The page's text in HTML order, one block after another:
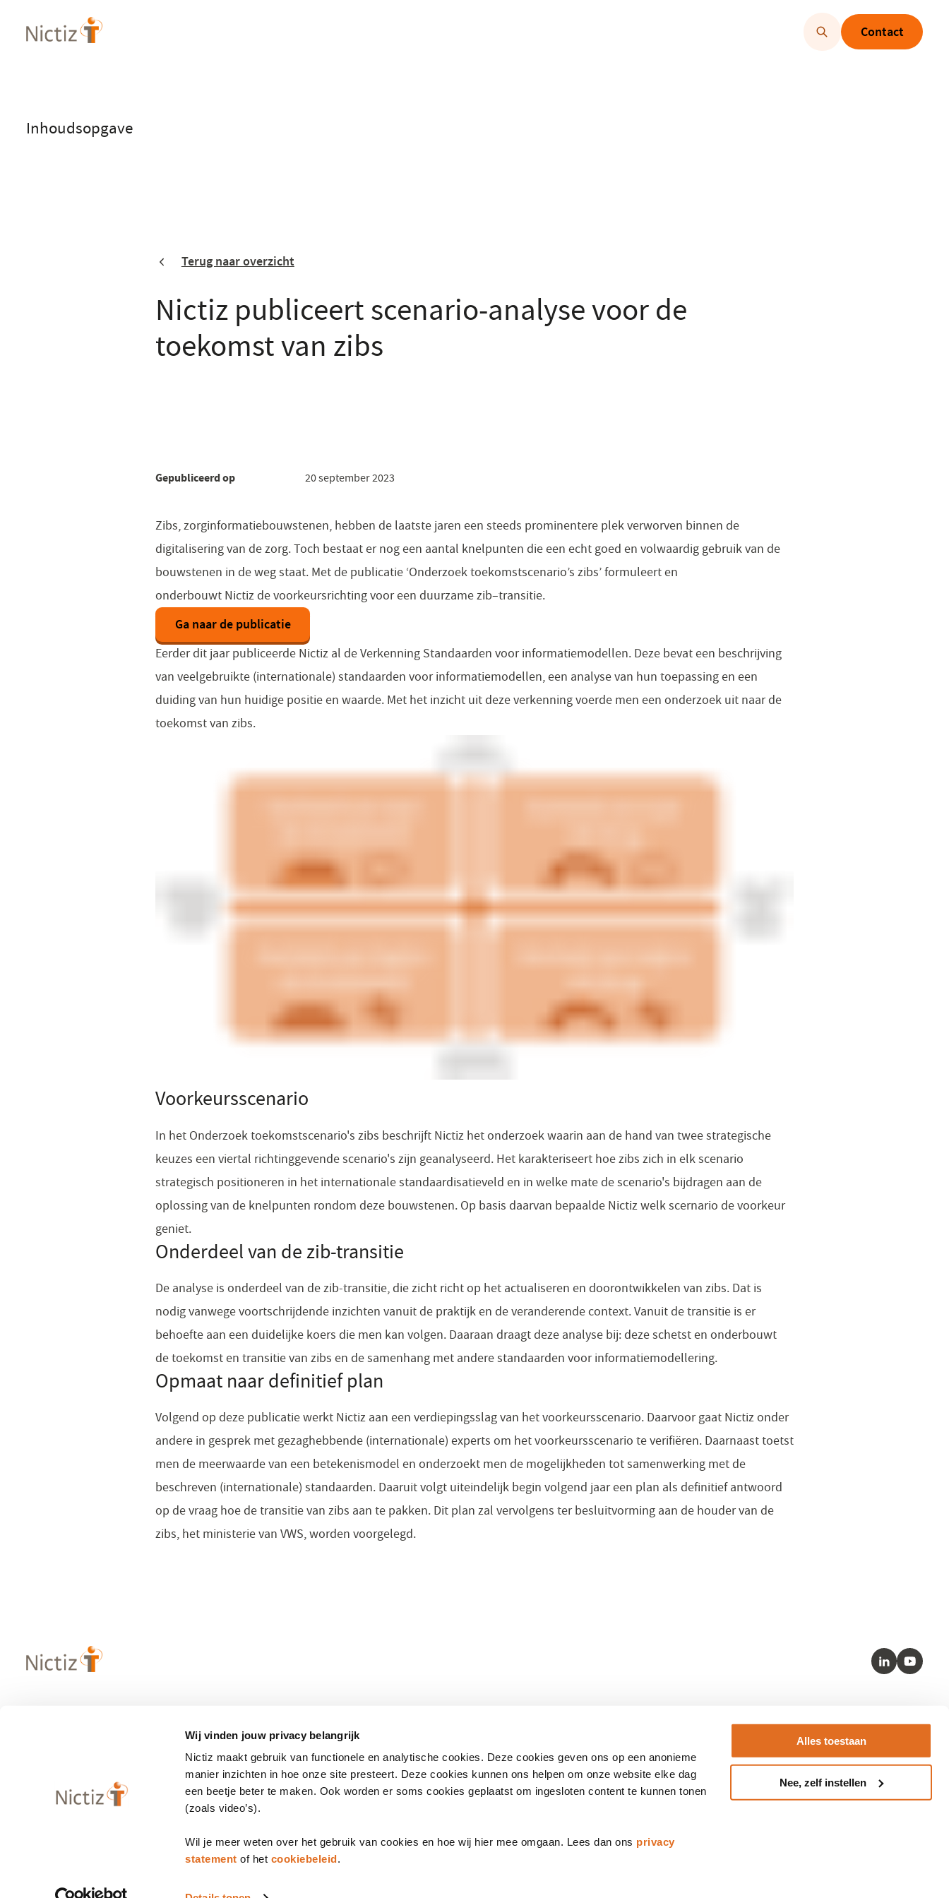
Wij vinden jouw privacy belangrijk
Nictiz maakt gebruik van functionele en analytische cookies. Deze cookies geven ons op een anonieme
manier inzichten in hoe onze site presteert. Deze cookies kunnen ons helpen om onze website elke dag
een beetje beter te maken. Ook worden er soms cookies geplaatst om ingesloten content te kunnen tonen
(zoals video’s).
Wil je meer weten over het gebruik van cookies en hoe wij hier mee omgaan. Lees dan ons privacy
statement of het cookiebeleid.
Alles toestaan
Nee, zelf instellen
en
Contact
Inhoudsopgave
Terug naar overzicht
Nictiz publiceert scenario-analyse voor de
toekomst van zibs
Gepubliceerd op 20 september 2023
Zibs, zorginformatiebouwstenen, hebben de laatste jaren een steeds prominentere plek verworven binnen de
digitalisering van de zorg. Toch bestaat er nog een aantal knelpunten die een echt goed en volwaardig gebruik van de
bouwstenen in de weg staat. Met de publicatie ​​‘Onderzoek​ toekomstscenario’s zibs’ ​formuleert en
onderbouwt Nictiz de voorkeursrichting voor een duurzame zib–transitie.
Ga naar de publicatie
Eerder dit jaar publiceerde Nictiz al de Verkenning Standaarden voor informatiemodellen. Deze bevat een beschrijving
van veelgebruikte (internationale) standaarden voor informatiemodellen, een analyse van hun toepassing en een
duiding van hun huidige positie en waarde. Met het inzicht uit deze verkenning voerde men een onderzoek uit naar de
toekomst van zibs.
Voorkeursscenario
In het Onderzoek toekomstscenario's zibs beschrijft Nictiz het onderzoek waarin aan de hand van twee strategische
keuzes een viertal richtinggevende scenario's zijn geanalyseerd. Het karakteriseert hoe zibs zich in elk scenario
strategisch positioneren in het internationale standaardisatieveld en in welke mate de scenario's bijdragen aan de
oplossing van de knelpunten rondom deze bouwstenen. Op basis daarvan bepaalde Nictiz welk scernario de voorkeur
geniet.
Onderdeel van de zib-transitie
De analyse is onderdeel van de zib-transitie, die zicht richt op het actualiseren en doorontwikkelen van zibs. Dat is
nodig vanwege voortschrijdende inzichten vanuit de praktijk en de veranderende context. Vanuit de transitie is er
behoefte aan een duidelijke koers die men kan volgen. Daaraan draagt deze analyse bij: deze schetst en onderbouwt
de toekomst en transitie van zibs en de samenhang met andere standaarden voor informatiemodellering.
Opmaat naar definitief plan
Volgend op deze publicatie werkt Nictiz aan een verdiepingsslag van het voorkeursscenario. Daarvoor gaat Nictiz onder
andere in gesprek met gezaghebbende (internationale) experts om het voorkeursscenario te verifiëren. Daarnaast toetst
men de meerwaarde van een betekenismodel en onderzoekt men de mogelijkheden tot samenwerking met de
beschreven (internationale) standaarden. Daaruit volgt uiteindelijk begin volgend jaar een plan als definitief antwoord
op de vraag hoe de transitie van zibs aan te pakken. Dit plan zal vervolgens ter besluitvorming aan de houder van de
zibs, het ministerie van VWS, worden voorgelegd.
LinkedInYoutube
– Nieuws
Populaire onderwerpen
– Informatiestandaarden
– Zibs
– Terminologie
– Programma's
– Nationale bibliotheek
in
een
– Kwalificatiecentrum
– Publicaties
Kernstandaarden
– HL7 FHIR
Privacy statement Cookiebeleid Disclaimer Bedrijfsgegevens